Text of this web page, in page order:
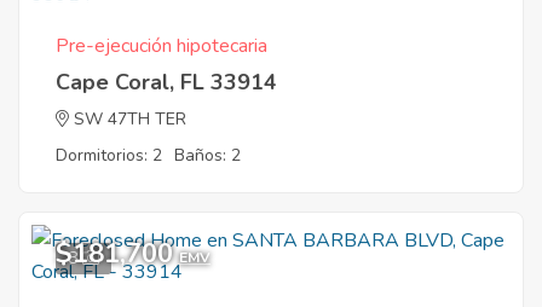
Pre-ejecución hipotecaria
Cape Coral, FL 33914
SW 47TH TER
Dormitorios: 2 Baños: 2
8
$181,700 EMV